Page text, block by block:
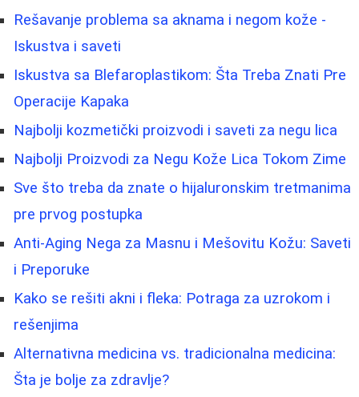
Rešavanje problema sa aknama i negom kože -
Iskustva i saveti
Iskustva sa Blefaroplastikom: Šta Treba Znati Pre
Operacije Kapaka
Najbolji kozmetički proizvodi i saveti za negu lica
Najbolji Proizvodi za Negu Kože Lica Tokom Zime
Sve što treba da znate o hijaluronskim tretmanima
pre prvog postupka
Anti-Aging Nega za Masnu i Mešovitu Kožu: Saveti
i Preporuke
Kako se rešiti akni i fleka: Potraga za uzrokom i
rešenjima
Alternativna medicina vs. tradicionalna medicina:
Šta je bolje za zdravlje?